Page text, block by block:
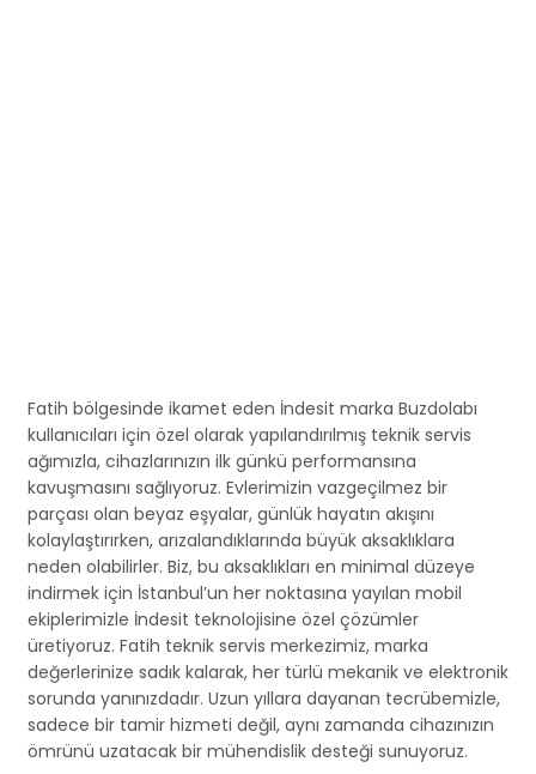
Fatih bölgesinde ikamet eden İndesit marka Buzdolabı
kullanıcıları için özel olarak yapılandırılmış teknik servis
ağımızla, cihazlarınızın ilk günkü performansına
kavuşmasını sağlıyoruz. Evlerimizin vazgeçilmez bir
parçası olan beyaz eşyalar, günlük hayatın akışını
kolaylaştırırken, arızalandıklarında büyük aksaklıklara
neden olabilirler. Biz, bu aksaklıkları en minimal düzeye
indirmek için İstanbul’un her noktasına yayılan mobil
ekiplerimizle İndesit teknolojisine özel çözümler
üretiyoruz. Fatih teknik servis merkezimiz, marka
değerlerinize sadık kalarak, her türlü mekanik ve elektronik
sorunda yanınızdadır. Uzun yıllara dayanan tecrübemizle,
sadece bir tamir hizmeti değil, aynı zamanda cihazınızın
ömrünü uzatacak bir mühendislik desteği sunuyoruz.